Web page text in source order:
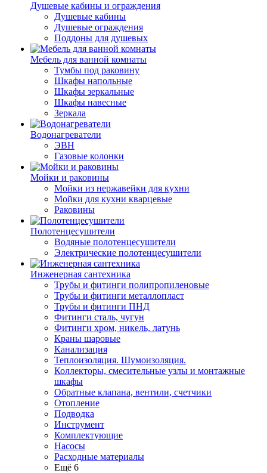
Душевые кабины и ограждения
Душевые кабины
Душевые ограждения
Поддоны для душевых
Мебель для ванной комнаты
Тумбы под раковину
Шкафы напольные
Шкафы зеркальные
Шкафы навесные
Зеркала
Водонагреватели
ЭВН
Газовые колонки
Мойки и раковины
Мойки из нержавейки для кухни
Мойки для кухни кварцевые
Раковины
Полотенцесушители
Водяные полотенцесушители
Электрические полотенцесушители
Инженерная сантехника
Трубы и фитинги полипропиленовые
Трубы и фитинги металлопласт
Трубы и фитинги ПНД
Фитинги сталь, чугун
Фитинги хром, никель, латунь
Краны шаровые
Канализация
Теплоизоляция. Шумоизоляция.
Коллекторы, смесительные узлы и монтажные
шкафы
Обратные клапана, вентили, счетчики
Отопление
Подводка
Инструмент
Комплектующие
Насосы
Расходные материалы
Ещё 6